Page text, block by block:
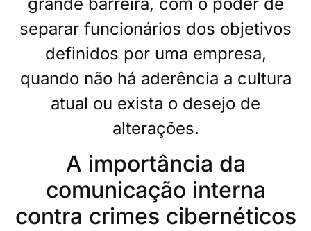
separar funcionários dos objetivos
definidos por uma empresa,
quando não há aderência a cultura
atual ou exista o desejo de
alterações.
A importância da
comunicação interna
contra crimes cibernéticos